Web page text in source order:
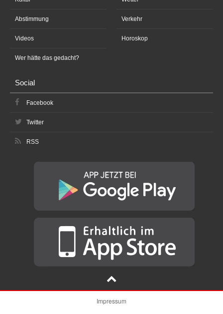
Abstimmung
Videos
Wer hätte das gedacht?
Verkehr
Horoskop
Social
Facebook
Twitter
RSS
Impressum